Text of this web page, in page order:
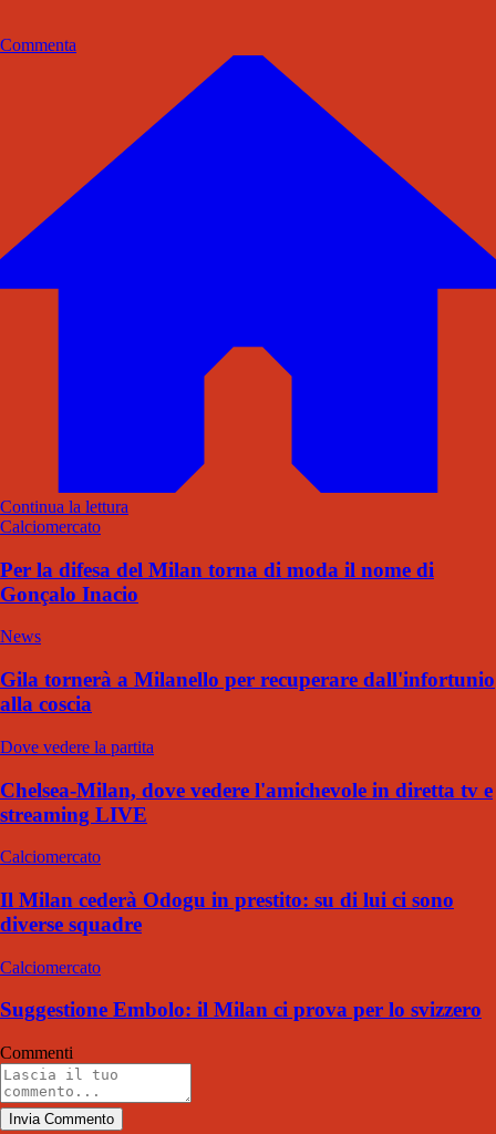
Commenta
Continua la lettura
Calciomercato
Per la difesa del Milan torna di moda il nome di
Gonçalo Inacio
News
Gila tornerà a Milanello per recuperare dall'infortunio
alla coscia
Dove vedere la partita
Chelsea-Milan, dove vedere l'amichevole in diretta tv e
streaming LIVE
Calciomercato
Il Milan cederà Odogu in prestito: su di lui ci sono
diverse squadre
Calciomercato
Suggestione Embolo: il Milan ci prova per lo svizzero
Commenti
Invia Commento